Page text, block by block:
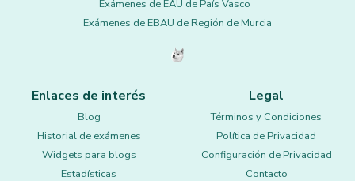
Exámenes de EAU de País Vasco
Exámenes de EBAU de Región de Murcia
Enlaces de interés
Blog
Historial de exámenes
Widgets para blogs
Estadísticas
Legal
Términos y Condiciones
Política de Privacidad
Configuración de Privacidad
Contacto